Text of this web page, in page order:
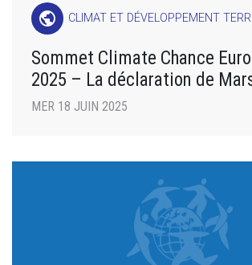
public CLIMAT ET DÉVELOPPEMENT
Sommet Climate Chance
2025 – La déclaration de
MER 18 JUIN 2025